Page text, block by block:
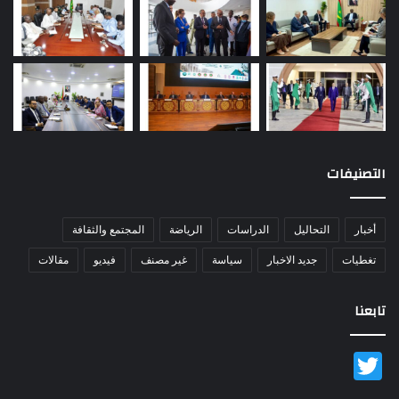
التصنيفات
أخبار التحاليل الدراسات الرياضة المجتمع والثقافة
تغطيات جديد الاخبار سياسة غير مصنف فيديو مقالات
تابعنا